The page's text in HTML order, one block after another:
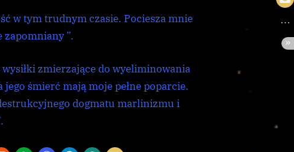
w tym trudnym czasie. Pociesza mnie
zapomniany ”.
zmierzające do wyeliminowania
śmierć mają moje pełne poparcie.
dogmatu marlinizmu i